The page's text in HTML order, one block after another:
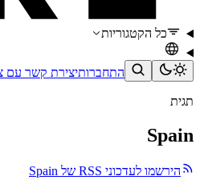
כל הקטגוריות
התחברותיצירת קשר עם
תגית
Spain
הירשמו לעדכוני RSS של Spain